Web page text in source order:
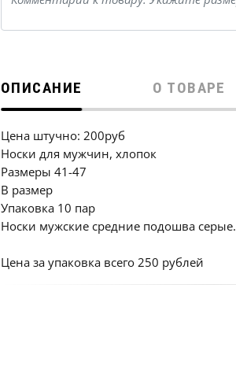
ОПИСАНИЕ О ТОВАРЕ
Цена штучно: 200руб
Носки для мужчин, хлопок
Размеры 41-47
В размер
Упаковка 10 пар
Носки мужские средние подошва серые.
Цена за упаковка всего 250 рублей